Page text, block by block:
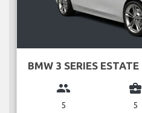
BMW 3 SERIES ESTATE
group
5
business_center
5